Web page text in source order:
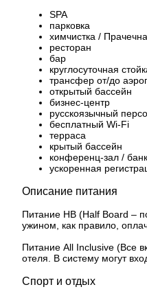
SPA
парковка
химчистка /
ресторан
бар
круглосуточная
трансфер от/до
открытый бассейн
бизнес-центр
русскоязычный
бесплатный Wi-Fi
терраса
крытый бассейн
конференц-зал /
ускоренная
Описание питания
Питание HB (Half Board –
ужином, как правило,
Питание All Inclusive (Все
отеля. В систему могут
Спорт и отдых